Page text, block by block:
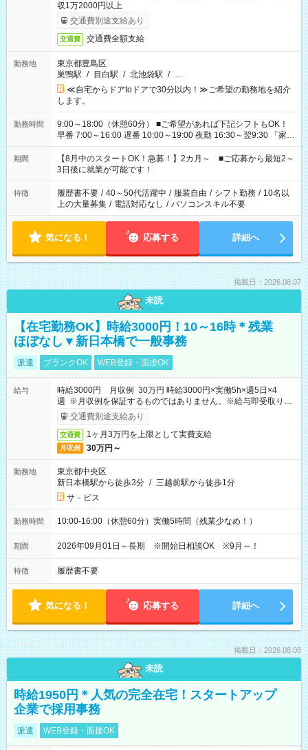
収1万2000円以上
交通費別途支給あり
交通費 交通費全額支給
勤務地
東京都豊島区
巣鴨駅 / 目白駅 / 北池袋駅 / …
≪自宅からドアtoドアで30分以内！≫ご希望の勤務地を紹介
します。
勤務時間
9:00～18:00（休憩60分） ■ご希望があれば下記シフトもOK！
早番 7:00～16:00 遅番 10:00～19:00 夜勤 16:30～翌9:30 「家族
と休みを合わせたい」 「余裕を持って夕飯の準備がしたい」
「できれば残業はしたくない」 など、ご希望を教えてください
ね。 ※Wワーク希望の方へ 今ご覧のお仕事で希望する勤務時間
と、もう1つのお仕事の勤務時間。 合計で週40時間を超える場
合は応募できません。
期間
【8月中のスタートOK！急募！】2カ月～ ■ご応募から最短2～
3日後に就業が可能です！
特徴 履歴書不要 / 40～50代活躍中 / 服装自由 / シフト勤務 / 10名以
上の大量募集 / 電話対応なし / パソコンスキル不要
気になる！ 応募する 詳細へ
掲載日：2026.08.07
未読
【在宅勤務OK】時給3000円！10～16時＊残業
ほぼなし▼新日本橋で一般事務
派遣 ブランクOK WEB登録・面接OK
給与
時給3000円 月収例 30万円 時給3000円×実働5h×週5日×4
週 ※月収例を保証するものではありません。※給与即受取りサ
ービス利用可（利用条件有）
交通費別途支給あり
交通費 1ヶ月3万円を上限として実費支給
月収例 30万円～
勤務地
東京都中央区
新日本橋駅から徒歩3分 / 三越前駅から徒歩1分
サ－ビス
勤務時間 10:00-16:00（休憩60分）実働5時間（残業少なめ！）
期間 2026年09月01日～長期 ※開始日相談OK ※9月～！
特徴 履歴書不要
気になる！ 応募する 詳細へ
掲載日：2026.08.08
未読
時給1950円＊人気の完全在宅！スタートアップ
企業で採用事務
派遣 WEB登録・面接OK